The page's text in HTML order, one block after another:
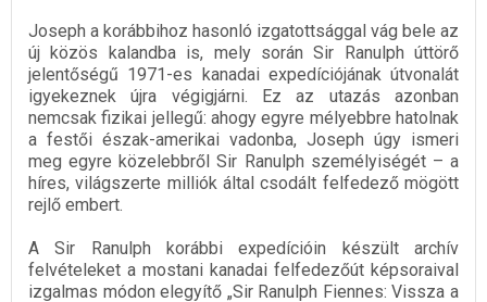
Joseph a korábbihoz hasonló izgatottsággal vág bele az
új közös kalandba is, mely során Sir Ranulph úttörő
jelentőségű 1971-es kanadai expedíciójának útvonalát
igyekeznek újra végigjárni. Ez az utazás azonban
nemcsak fizikai jellegű: ahogy egyre mélyebbre hatolnak
a festői észak-amerikai vadonba, Joseph úgy ismeri
meg egyre közelebbről Sir Ranulph személyiségét – a
híres, világszerte milliók által csodált felfedező mögött
rejlő embert.
A Sir Ranulph korábbi expedícióin készült archív
felvételeket a mostani kanadai felfedezőút képsoraival
izgalmas módon elegyítő „Sir Ranulph Fiennes: Vissza a